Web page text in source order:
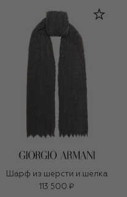
Шарф из шерсти и шелка
113 500 ₽